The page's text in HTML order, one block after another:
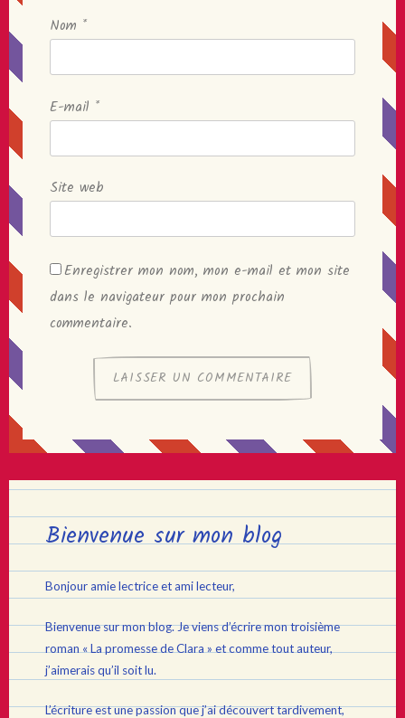
Nom *
E-mail *
Site web
Enregistrer mon nom, mon e-mail et mon site
dans le navigateur pour mon prochain
commentaire.
Bienvenue sur mon blog
Bonjour amie lectrice et ami lecteur,
Bienvenue sur mon blog. Je viens d’écrire mon troisième
roman « La promesse de Clara » et comme tout auteur,
j’aimerais qu’il soit lu.
L’écriture est une passion que j’ai découvert tardivement,